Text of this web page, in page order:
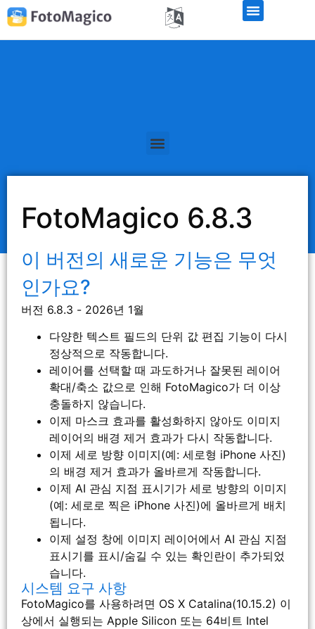
FotoMagico 6.8.3
이 버전의 새로운 기능은 무엇
인가요?
버전 6.8.3 - 2026년 1월
다양한 텍스트 필드의 단위 값 편집 기능이 다시
정상적으로 작동합니다.
레이어를 선택할 때 과도하거나 잘못된 레이어
확대/축소 값으로 인해 FotoMagico가 더 이상
충돌하지 않습니다.
이제 마스크 효과를 활성화하지 않아도 이미지
레이어의 배경 제거 효과가 다시 작동합니다.
이제 세로 방향 이미지(예: 세로형 iPhone 사진)
의 배경 제거 효과가 올바르게 작동합니다.
이제 AI 관심 지점 표시기가 세로 방향의 이미지
(예: 세로로 찍은 iPhone 사진)에 올바르게 배치
됩니다.
이제 설정 창에 이미지 레이어에서 AI 관심 지점
표시기를 표시/숨길 수 있는 확인란이 추가되었
습니다.
시스템 요구 사항
FotoMagico를 사용하려면 OS X Catalina(10.15.2) 이
상에서 실행되는 Apple Silicon 또는 64비트 Intel